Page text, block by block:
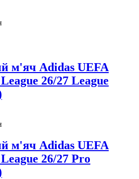
м'яч Adidas UEFA
26/27 League
м'яч Adidas UEFA
26/27 Pro